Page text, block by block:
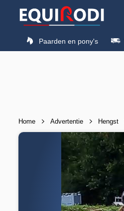
Paarden en pony's
Home Advertentie Hengst